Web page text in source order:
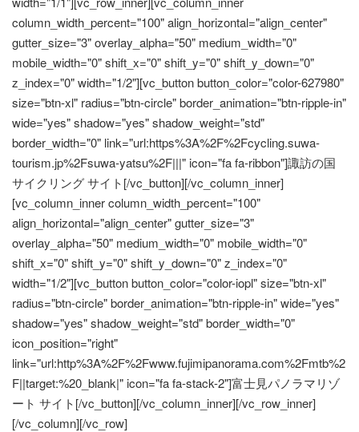
column_width_percent="100" align_horizontal="align_center"
gutter_size="3" overlay_alpha="50" medium_width="0"
mobile_width="0" shift_x="0" shift_y="0" shift_y_down="0"
z_index="0" width="1/2"][vc_button button_color="color-627980"
size="btn-xl" radius="btn-circle" border_animation="btn-ripple-in"
wide="yes" shadow="yes" shadow_weight="std"
border_width="0" link="url:https%3A%2F%2Fcycling.suwa-
tourism.jp%2Fsuwa-yatsu%2F|||" icon="fa fa-ribbon"]諏訪の国
サイクリングサイト[/vc_button][/vc_column_inner]
[vc_column_inner column_width_percent="100"
align_horizontal="align_center" gutter_size="3"
overlay_alpha="50" medium_width="0" mobile_width="0"
shift_x="0" shift_y="0" shift_y_down="0" z_index="0"
width="1/2"][vc_button button_color="color-iopl" size="btn-xl"
radius="btn-circle" border_animation="btn-ripple-in" wide="yes"
shadow="yes" shadow_weight="std" border_width="0"
icon_position="right"
link="url:http%3A%2F%2Fwww.fujimipanorama.com%2Fmtb%2
F||target:%20_blank|" icon="fa fa-stack-2"]富士見パノラマリゾ
ート サイト[/vc_button][/vc_column_inner][/vc_row_inner]
[/vc_column][/vc_row]